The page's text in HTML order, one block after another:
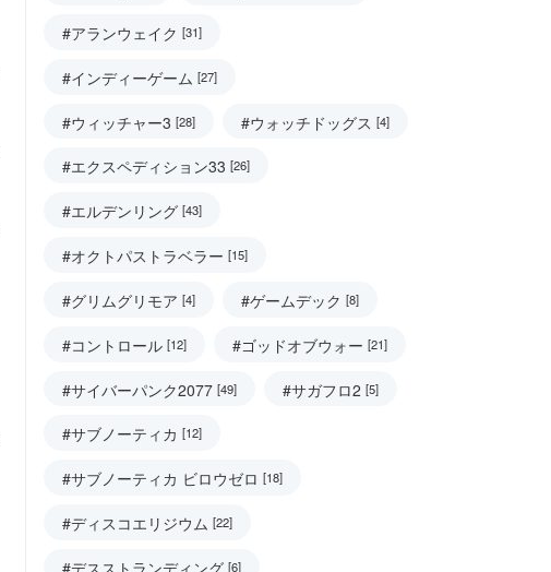
#アランウェイク [31]
#インディーゲーム [27]
#ウィッチャー3 [28] #ウォッチドッグス [4]
#エクスペディション33 [26]
#エルデンリング [43]
#オクトパストラベラー [15]
#グリムグリモア [4] #ゲームデック [8]
#コントロール [12] #ゴッドオブウォー [21]
#サイバーパンク2077 [49] #サガフロ2 [5]
#サブノーティカ [12]
#サブノーティカ ビロウゼロ [18]
#ディスコエリジウム [22]
#デスストランディング [6]